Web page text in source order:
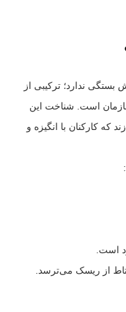
ندارد؛ ترکیبی از
است. شناخت این
کارکنان با انگیزه و
است.
از ریسک می‌ترسد.